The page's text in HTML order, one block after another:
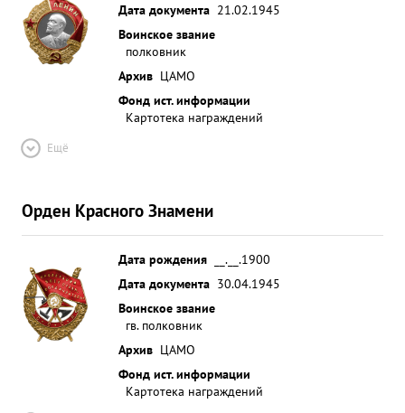
Дата документа 21.02.1945
Воинское звание
полковник
Архив ЦАМО
Фонд ист. информации
Картотека награждений
Ещё
Орден Красного Знамени
Дата рождения
__.__.1900
Дата документа 30.04.1945
Воинское звание
гв. полковник
Архив ЦАМО
Фонд ист. информации
Картотека награждений